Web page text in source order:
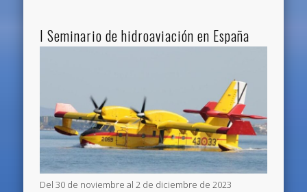
I Seminario de hidroaviación en España
Del 30 de noviembre al 2 de diciembre de 2023